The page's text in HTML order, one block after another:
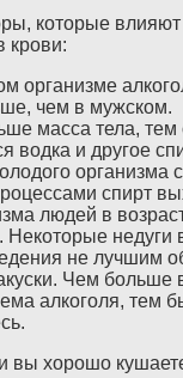
которые
крови:
организме
чем в мужском.
масса тела, тем
водка и другое
организма
спирт
людей в
Некоторые недуги
не лучшим
Чем больше
алкоголя, тем
вы хорошо